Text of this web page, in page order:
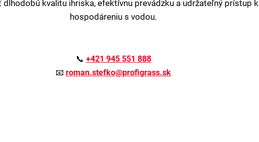
kvalitu ihriska, efektívnu prevádzku a udržateľný prístup k
hospodáreniu s vodou.
📞 +421 945 551 888
📧 roman.stefko@profigrass.sk